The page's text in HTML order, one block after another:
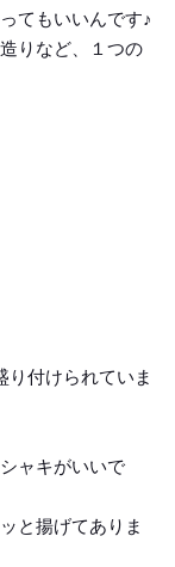
てもいいんです♪
りなど、１つの
付けられていま
ャキがいいで
と揚げてありま